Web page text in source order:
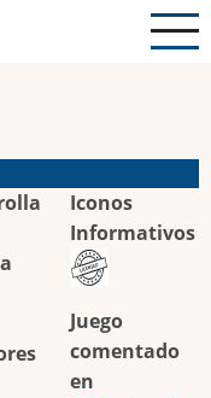
Iconos
Informativos
Juego
comentado
en